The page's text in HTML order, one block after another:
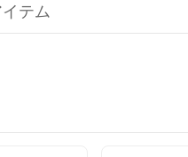
テム